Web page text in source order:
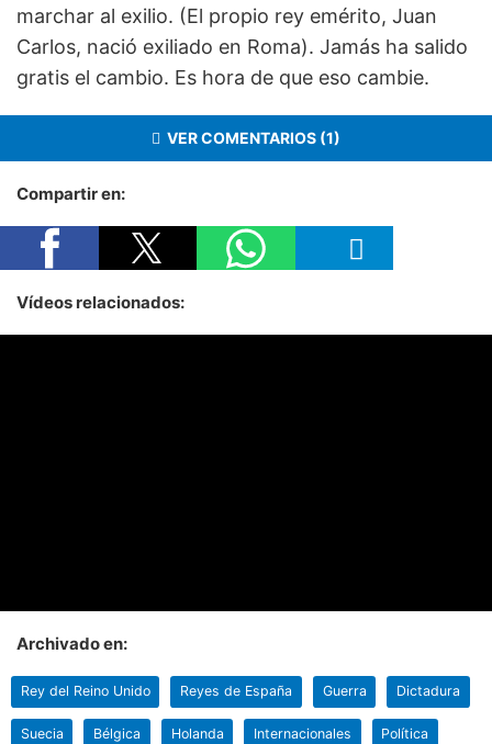
marchar al exilio. (El propio rey emérito, Juan
Carlos, nació exiliado en Roma). Jamás ha salido
gratis el cambio. Es hora de que eso cambie.
VER COMENTARIOS (1)
Compartir en:
Vídeos relacionados:
Archivado en:
Rey del Reino Unido Reyes de España Guerra Dictadura
Suecia Bélgica Holanda Internacionales Política